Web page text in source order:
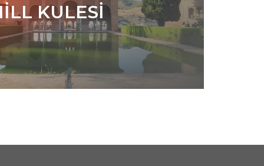
KULESI